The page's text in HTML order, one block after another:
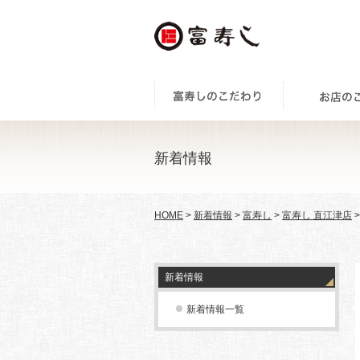
新着情報
HOME > 新着情報 > 富寿し > 富寿し 直江津店
新着情報
新着情報一覧